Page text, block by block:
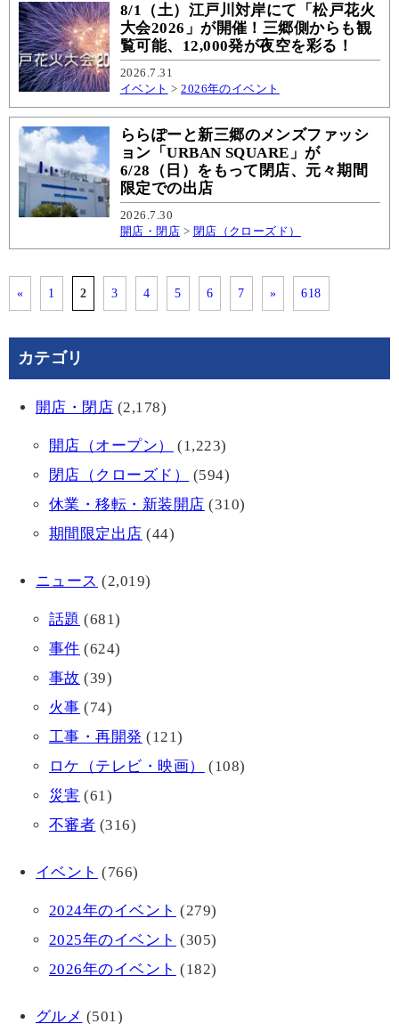
8/1（土）江戸川対岸にて「松戸花火
大会2026」が開催！三郷側からも観
覧可能、12,000発が夜空を彩る！
2026.7.31
イベント >2026年のイベント
ららぽーと新三郷のメンズファッシ
ョン「URBAN SQUARE」が
6/28（日）をもって閉店、元々期間
限定での出店
2026.7.30
開店・閉店 > 閉店（クローズド）
« 1 2 3 4 5 6 7 » 618
カテゴリ
開店・閉店 (2,178)
開店（オープン）
(1,223)
閉店（クローズド）
(594)
休業・移転・新装開店 (310)
期間限定出店 (44)
ニュース (2,019)
話題 (681)
事件 (624)
事故 (39)
火事 (74)
工事・再開発 (121)
ロケ（テレビ・映画）
(108)
災害 (61)
不審者 (316)
イベント (766)
2024年のイベント (279)
2025年のイベント (305)
2026年のイベント (182)
グルメ (501)